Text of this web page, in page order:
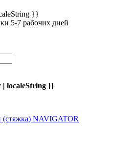
}}
5-7 рабочих дней
localeString }}
(стяжка) NAVIGATOR